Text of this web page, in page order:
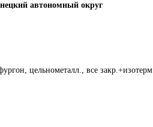
автономный округ
цельнометалл., все закр.+изотерм